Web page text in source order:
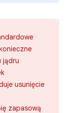
jądru
usunięcie
zapasową